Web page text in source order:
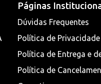
Páginas
Dúvidas Frequentes
Política de Privacidade
Política de Entrega e
Política de